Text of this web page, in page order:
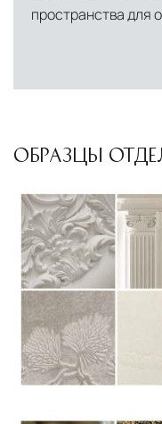
Подъём на
распаковывают
Вывоз
очистка
Гарантийная
предмет
доставке
Сроки доставки
пространства для
ОБРАЗЦЫ